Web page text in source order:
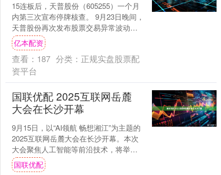
15连板后，天普股份（605255）一个月
内第三次宣布停牌核查。 9月23日晚间，
天普股份再次发布股票交易异常波动暨
停牌核查公告，公司股票于2025年9月24
日....
亿本配资
查看： 187 分类： 正规实盘股票配
资平台
国联优配 2025互联网岳麓
大会在长沙开幕
9月15日，以“AI领航 畅想湘江”为主题的
2025互联网岳麓大会在长沙开幕。本次
大会聚焦人工智能等前沿技术，将举办
大学生创新创业、AI+创新生态、AI+文
化、....
国联优配